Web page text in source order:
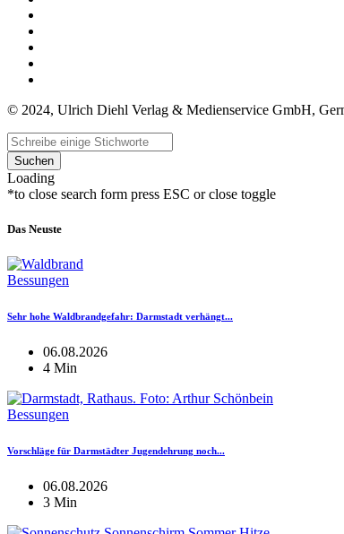
© 2024, Ulrich Diehl Verlag & Medienservice GmbH,
Suchen
Loading
*to close search form press ESC or close toggle
Das Neuste
Bessungen
Sehr hohe Waldbrandgefahr: Darmstadt verhängt...
06.08.2026
4 Min
Bessungen
Vorschläge für Darmstädter Jugendehrung noch...
06.08.2026
3 Min